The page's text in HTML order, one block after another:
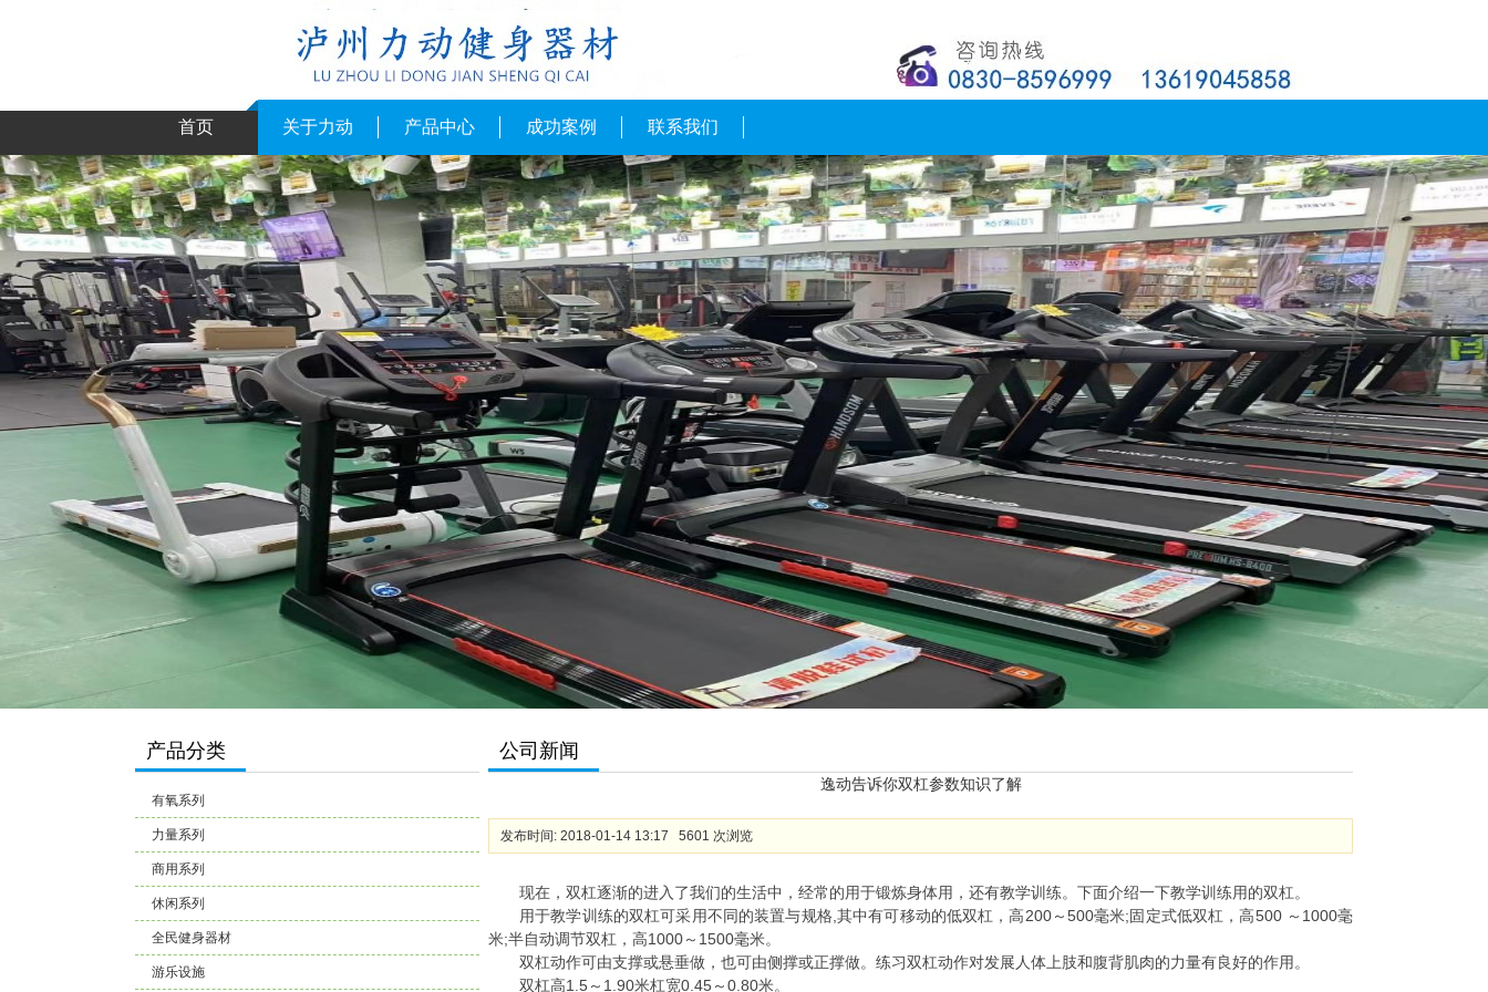
首页 关于力动 产品中心 成功案例 联系我们
产品分类
有氧系列
力量系列
商用系列
休闲系列
全民健身器材
游乐设施
公司新闻
逸动告诉你双杠参数知识了解
发布时间: 2018-01-14 13:17 5601 次浏览
现在，双杠逐渐的进入了我们的生活中，经常的用于锻炼身体用，还有教学训练。下面介绍一下教学训练用的双杠。
用于教学训练的双杠可采用不同的装置与规格,其中有可移动的低双杠，高200～500毫米;固定式低双杠，高500 ～1000毫
米;半自动调节双杠，高1000～1500毫米。
双杠动作可由支撑或悬垂做，也可由侧撑或正撑做。练习双杠动作对发展人体上肢和腹背肌肉的力量有良好的作用。
双杠高1.5～1.90米杠宽0.45～0.80米。